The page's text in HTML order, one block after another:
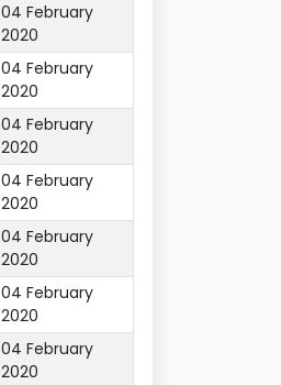
04 February
2020
04 February
2020
04 February
2020
04 February
2020
04 February
2020
04 February
2020
04 February
2020